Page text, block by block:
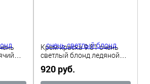
Крем-краска 9.81 очень
светлый блонд ледяной
COLORED TINTA 100 мл
Shot
920 руб.